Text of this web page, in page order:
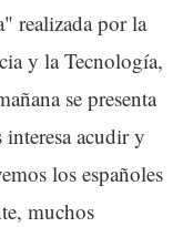
realizada por la
y la Tecnología,
se presenta
acudir y
los españoles
muchos